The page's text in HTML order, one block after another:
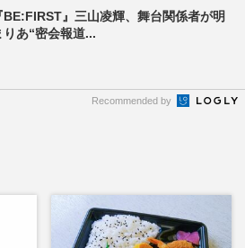
BE:FIRST』三山凌輝、舞台関係者が明
あ“密会報道...
Recommended by